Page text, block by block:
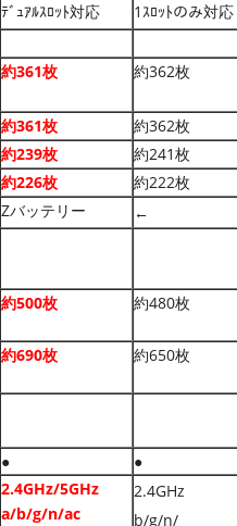
ﾃﾞｭｱﾙｽﾛｯﾄ対応 1ｽﾛｯﾄのみ対応
約361枚 約362枚
約361枚 約362枚
約239枚 約241枚
約226枚 約222枚
Zバッテリー ←
約500枚 約480枚
約690枚 約650枚
● ●
2.4GHz/5GHz
a/b/g/n/ac
2.4GHz
b/g/n/